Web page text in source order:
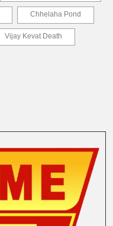
Chhelaha Pond
Vijay Kevat Death